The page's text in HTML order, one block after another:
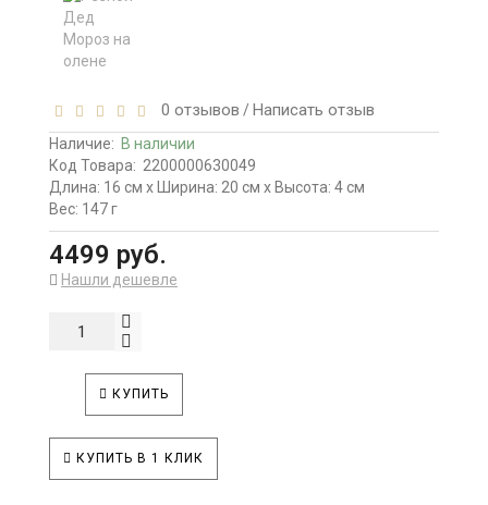
0 отзывов / Написать отзыв
Наличие: В наличии
Код Товара: 2200000630049
Длина: 16 см x Ширина: 20 см x Высота: 4 см
Вес: 147 г
4499 руб.
Нашли дешевле
КУПИТЬ
КУПИТЬ В 1 КЛИК